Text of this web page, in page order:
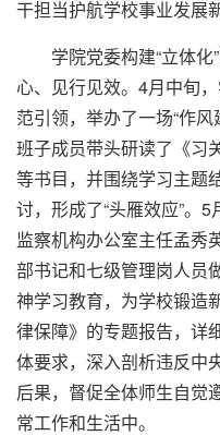
干担当护航学校事业发展
学院党委构建“立体化”
心、见行见效。4月中旬
范引领，举办了一场“作风
班子成员带头研读了《习
等书目，并围绕学习主题
讨，形成了“头雁效应”。
监察机构办公室主任孟秀
部书记和七级管理岗人员
神学习教育，为学校锻造
律保障》的专题报告，详
体要求，深入剖析违反中
后果，督促全体师生自觉
常工作和生活中。